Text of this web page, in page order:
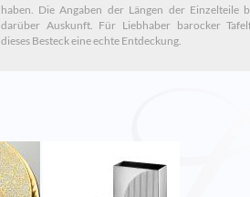
haben. Die Angaben der Längen der Einzelteile bei uns gibt
darüber Auskunft. Für Liebhaber barocker Tafelfreuden ist
dieses Besteck eine echte Entdeckung.